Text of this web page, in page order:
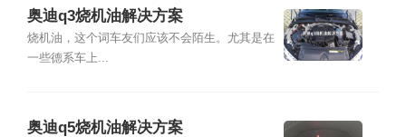
奥迪q3烧机油解决方案
烧机油，这个词车友们应该不会陌生。尤其是在
一些德系车上...
奥迪q5烧机油解决方案